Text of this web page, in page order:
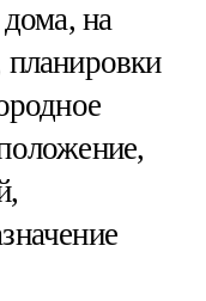
дома, на
планировки